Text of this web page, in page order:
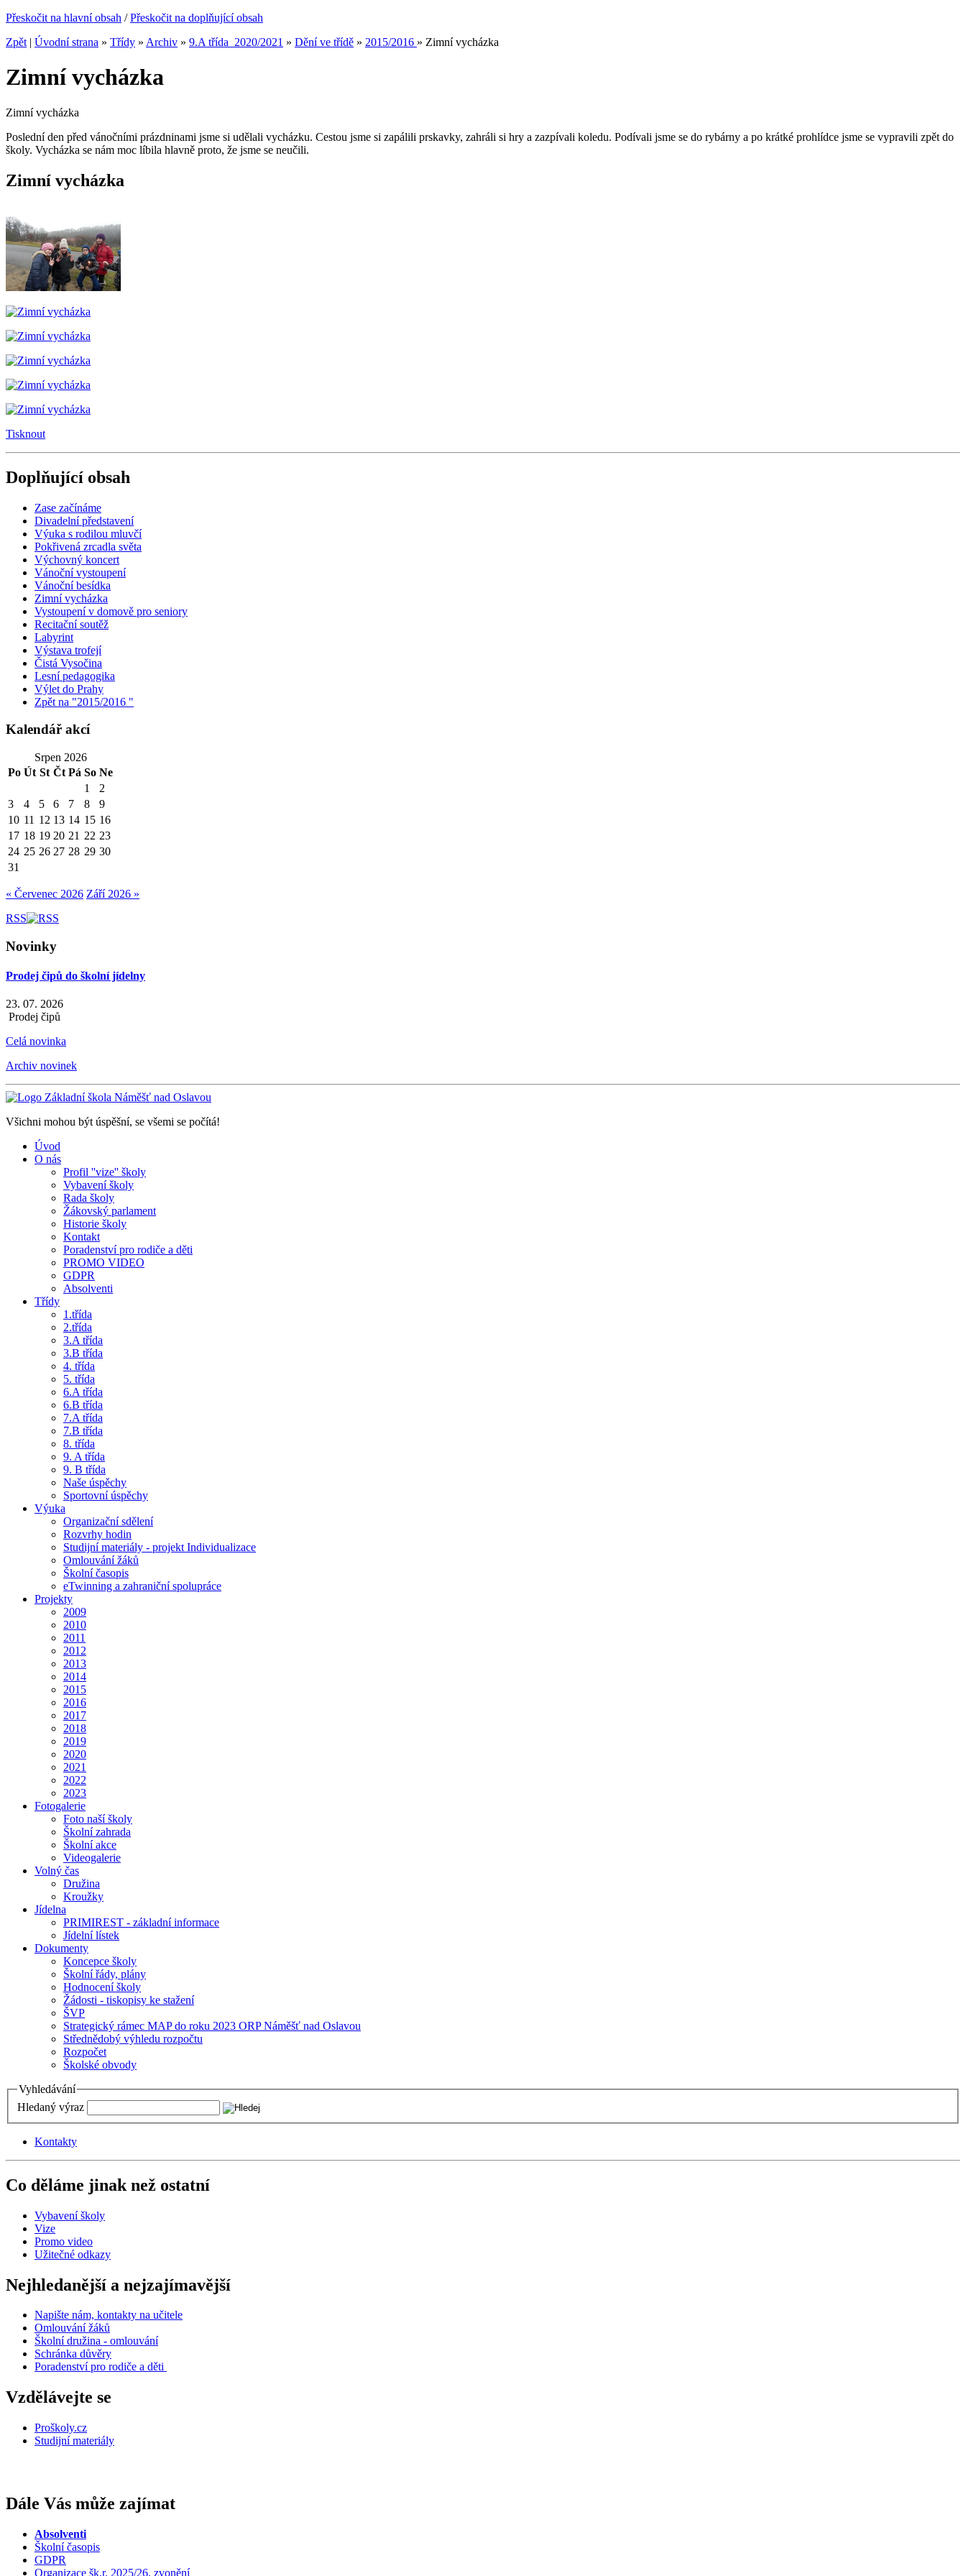
Přeskočit na hlavní obsah /Přeskočit na doplňující obsah
Zpět | Úvodní strana » Třídy » Archiv » 9.A třída_2020/2021 » Dění ve třídě » 2015/2016 » Zimní vycházka
Zimní vycházka
Zimní vycházka
Poslední den před vánočními prázdninami jsme si udělali vycházku. Cestou jsme si zapálili prskavky, zahráli si hry a zazpívali koledu. Podívali jsme se do rybárny a po krátké prohlídce jsme se vypravili zpět do
školy. Vycházka se nám moc líbila hlavně proto, že jsme se neučili.
Zimní vycházka
Tisknout
Doplňující obsah
Zase začínáme
Divadelní představení
Výuka s rodilou mluvčí
Pokřivená zrcadla světa
Výchovný koncert
Vánoční vystoupení
Vánoční besídka
Zimní vycházka
Vystoupení v domově pro seniory
Recitační soutěž
Labyrint
Výstava trofejí
Čistá Vysočina
Lesní pedagogika
Výlet do Prahy
Zpět na "2015/2016 "
Kalendář akcí
Srpen 2026
Po Út St Čt Pá So Ne
1
2
3
4 5 6 7 8
9
10 11 12 13 14 15 16
17 18 19 20 21 22 23
24 25 26 27 28 29 30
31
« Červenec 2026 Září 2026 »
RSS
Novinky
Prodej čipů do školní jídelny
23. 07. 2026
Prodej čipů
Celá novinka
Archiv novinek
Všichni mohou být úspěšní, se všemi se počítá!
Úvod
O nás
Profil ''vize'' školy
Vybavení školy
Rada školy
Žákovský parlament
Historie školy
Kontakt
Poradenství pro rodiče a děti
PROMO VIDEO
GDPR
Absolventi
Třídy
1.třída
2.třída
3.A třída
3.B třída
4. třída
5. třída
6.A třída
6.B třída
7.A třída
7.B třída
8. třída
9. A třída
9. B třída
Naše úspěchy
Sportovní úspěchy
Výuka
Organizační sdělení
Rozvrhy hodin
Studijní materiály - projekt Individualizace
Omlouvání žáků
Školní časopis
eTwinning a zahraniční spolupráce
Projekty
2009
2010
2011
2012
2013
2014
2015
2016
2017
2018
2019
2020
2021
2022
2023
Fotogalerie
Foto naší školy
Školní zahrada
Školní akce
Videogalerie
Volný čas
Družina
Kroužky
Jídelna
PRIMIREST - základní informace
Jídelní lístek
Dokumenty
Koncepce školy
Školní řády, plány
Hodnocení školy
Žádosti - tiskopisy ke stažení
ŠVP
Strategický rámec MAP do roku 2023 ORP Náměšť nad Oslavou
Střednědobý výhledu rozpočtu
Rozpočet
Školské obvody
Vyhledávání
Hledaný výraz
Kontakty
Co děláme jinak než ostatní
Vybavení školy
Vize
Promo video
Užitečné odkazy
Nejhledanější a nejzajímavější
Napište nám, kontakty na učitele
Omlouvání žáků
Školní družina - omlouvání
Schránka důvěry
Poradenství pro rodiče a děti
Vzdělávejte se
Proškoly.cz
Studijní materiály
Dále Vás může zajímat
Absolventi
Školní časopis
GDPR
Organizace šk.r. 2025/26, zvonění